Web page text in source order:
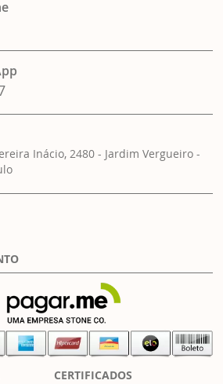
Inácio, 2480 - Jardim Vergueiro -
CERTIFICADOS